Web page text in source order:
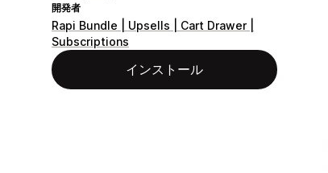
開発者
Rapi Bundle | Upsells | Cart Drawer |
Subscriptions
インストール